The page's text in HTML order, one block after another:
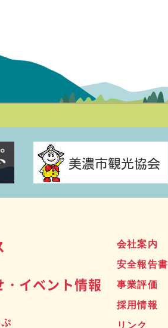
・イベント情報
会社案内
安全報告書
事業評価
採用情報
リンク